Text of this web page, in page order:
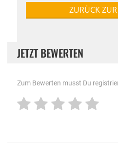
ZURÜCK
JETZT BEWERTEN
Zum Bewerten musst Du